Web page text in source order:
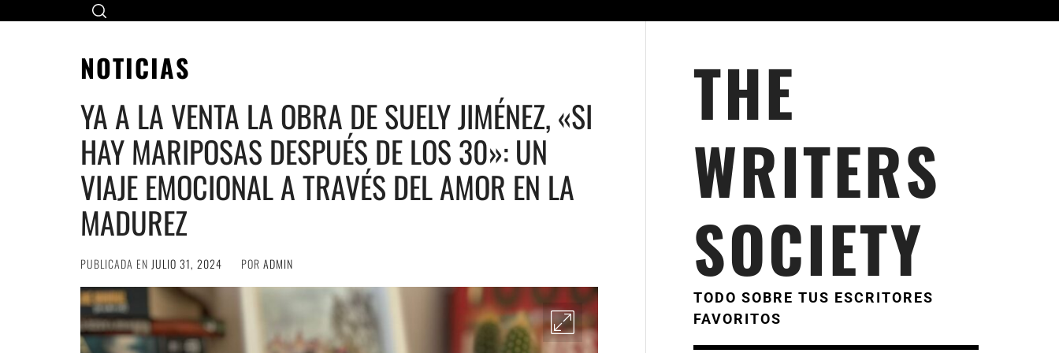
NOTICIAS
YA A LA VENTA LA OBRA DE SUELY JIMÉNEZ, «SI
HAY MARIPOSAS DESPUÉS DE LOS 30»: UN
VIAJE EMOCIONAL A TRAVÉS DEL AMOR EN LA
MADUREZ
PUBLICADA EN JULIO 31, 2024 POR ADMIN
THE
WRITERS
SOCIETY
TODO SOBRE TUS ESCRITORES
FAVORITOS